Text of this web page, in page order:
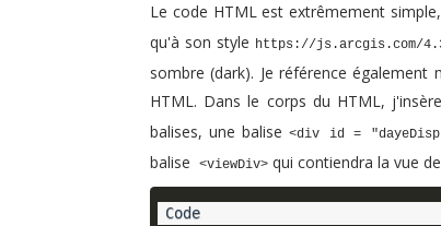
Le code HTML est extrêmement
qu'à son style https://js.arcgis.com/
sombre (dark). Je référence
HTML. Dans le corps du HTML,
balises, une balise <div id =
balise
<viewDiv> qui contiendra la vue